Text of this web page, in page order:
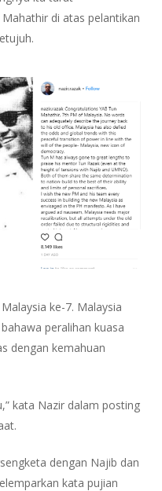
di atas pelantikan
ke-7. Malaysia
peralihan kuasa
dengan kemahuan
kata Nazir dalam posting
dengan Najib dan
kata pujian